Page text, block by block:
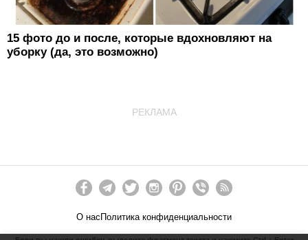
15 фото до и после, которые вдохновляют на
уборку (да, это возможно)
РЕКЛАМА
О насПолитика конфиденциальности